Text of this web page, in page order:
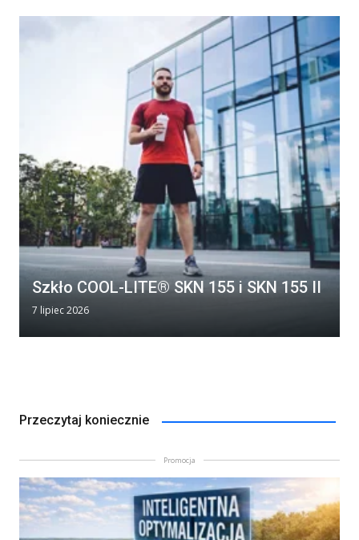
Szkło COOL-LITE® SKN 155 i SKN 155 II
7 lipiec 2026
Przeczytaj koniecznie
Promocja